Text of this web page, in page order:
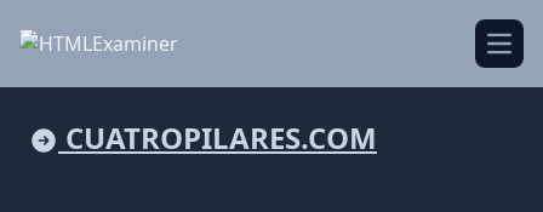
CUATROPILARES.COM